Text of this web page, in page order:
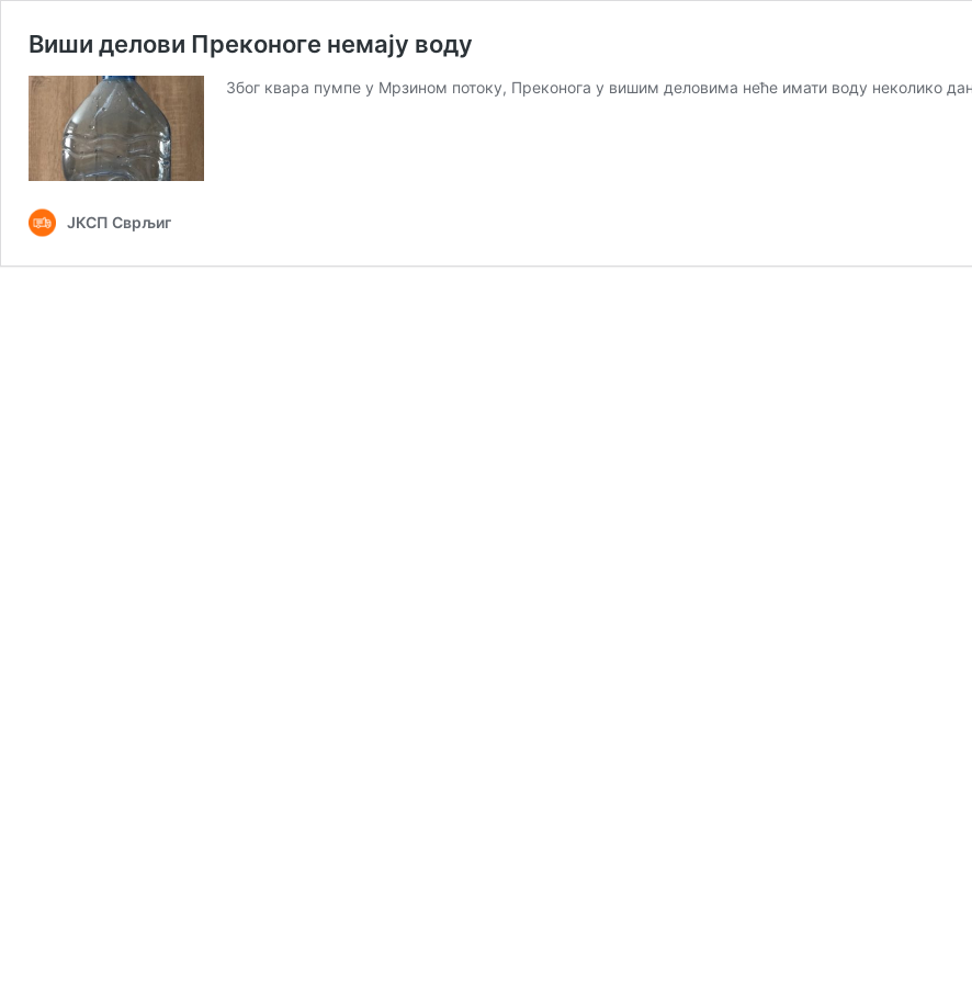
Виши делови Преконоге немају воду
Због квара пумпе у Мрзином потоку, Преконога у вишим деловима неће имати воду неколико
ЈКСП Сврљиг